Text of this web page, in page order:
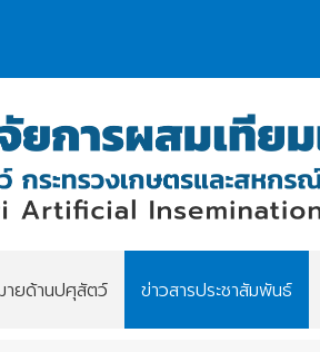
ายด้านปศุสัตว์ ข่าวสารประชาสัมพันธ์